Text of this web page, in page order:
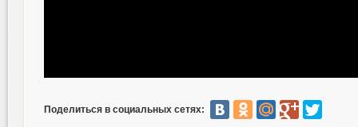
Поделиться в социальных сетях: